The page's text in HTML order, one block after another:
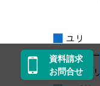
資料請求
お問合せ